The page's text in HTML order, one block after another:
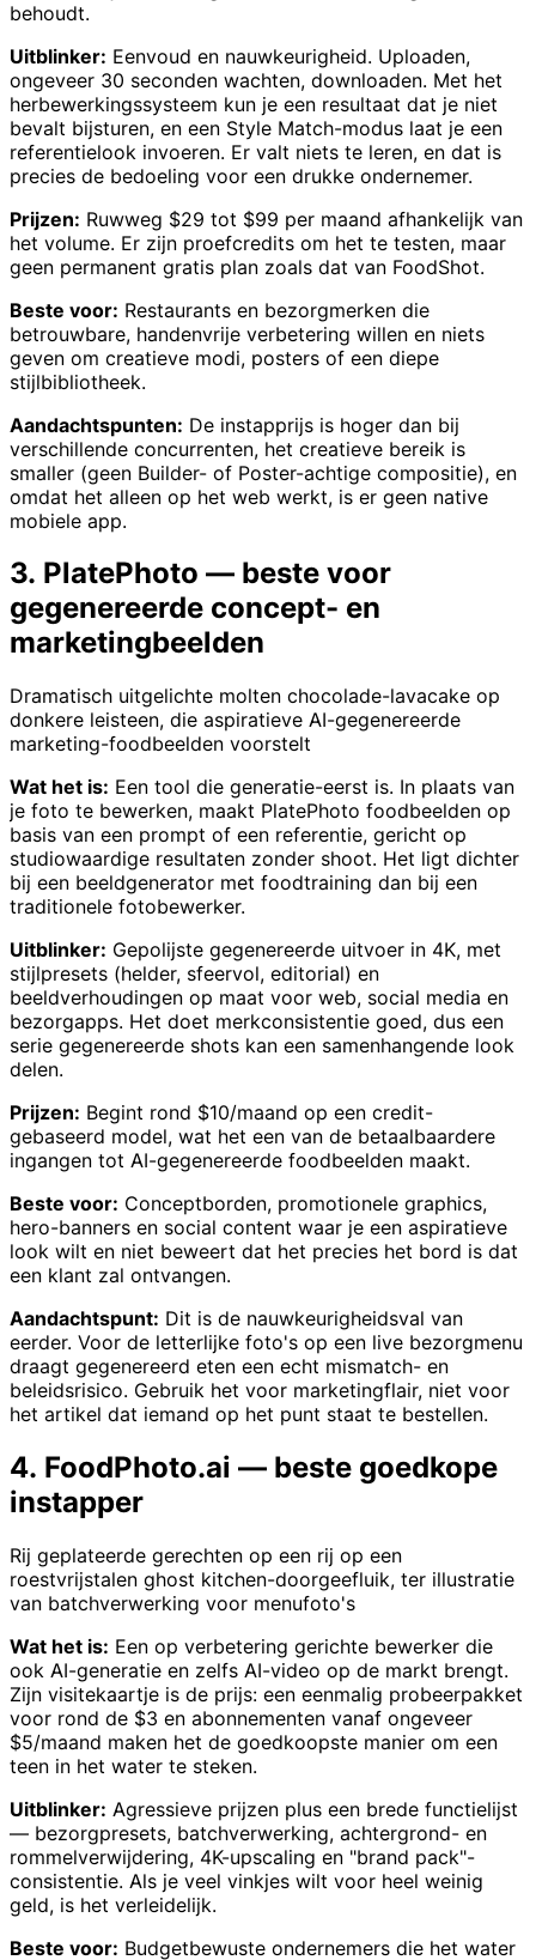
behoudt.
Uitblinker: Eenvoud en nauwkeurigheid. Uploaden,
ongeveer 30 seconden wachten, downloaden. Met het
herbewerkingssysteem kun je een resultaat dat je niet
bevalt bijsturen, en een Style Match-modus laat je een
referentielook invoeren. Er valt niets te leren, en dat is
precies de bedoeling voor een drukke ondernemer.
Prijzen: Ruwweg $29 tot $99 per maand afhankelijk van
het volume. Er zijn proefcredits om het te testen, maar
geen permanent gratis plan zoals dat van FoodShot.
Beste voor: Restaurants en bezorgmerken die
betrouwbare, handenvrije verbetering willen en niets
geven om creatieve modi, posters of een diepe
stijlbibliotheek.
Aandachtspunten: De instapprijs is hoger dan bij
verschillende concurrenten, het creatieve bereik is
smaller (geen Builder- of Poster-achtige compositie), en
omdat het alleen op het web werkt, is er geen native
mobiele app.
3. PlatePhoto — beste voor
gegenereerde concept- en
marketingbeelden
Dramatisch uitgelichte molten chocolade-lavacake op
donkere leisteen, die aspiratieve AI-gegenereerde
marketing-foodbeelden voorstelt
Wat het is: Een tool die generatie-eerst is. In plaats van
je foto te bewerken, maakt PlatePhoto foodbeelden op
basis van een prompt of een referentie, gericht op
studiowaardige resultaten zonder shoot. Het ligt dichter
bij een beeldgenerator met foodtraining dan bij een
traditionele fotobewerker.
Uitblinker: Gepolijste gegenereerde uitvoer in 4K, met
stijlpresets (helder, sfeervol, editorial) en
beeldverhoudingen op maat voor web, social media en
bezorgapps. Het doet merkconsistentie goed, dus een
serie gegenereerde shots kan een samenhangende look
delen.
Prijzen: Begint rond $10/maand op een credit-
gebaseerd model, wat het een van de betaalbaardere
ingangen tot AI-gegenereerde foodbeelden maakt.
Beste voor: Conceptborden, promotionele graphics,
hero-banners en social content waar je een aspiratieve
look wilt en niet beweert dat het precies het bord is dat
een klant zal ontvangen.
Aandachtspunt: Dit is de nauwkeurigheidsval van
eerder. Voor de letterlijke foto's op een live bezorgmenu
draagt gegenereerd eten een echt mismatch- en
beleidsrisico. Gebruik het voor marketingflair, niet voor
het artikel dat iemand op het punt staat te bestellen.
4. FoodPhoto.ai — beste goedkope
instapper
Rij geplateerde gerechten op een rij op een
roestvrijstalen ghost kitchen-doorgeefluik, ter illustratie
van batchverwerking voor menufoto's
Wat het is: Een op verbetering gerichte bewerker die
ook AI-generatie en zelfs AI-video op de markt brengt.
Zijn visitekaartje is de prijs: een eenmalig probeerpakket
voor rond de $3 en abonnementen vanaf ongeveer
$5/maand maken het de goedkoopste manier om een
teen in het water te steken.
Uitblinker: Agressieve prijzen plus een brede functielijst
— bezorgpresets, batchverwerking, achtergrond- en
rommelverwijdering, 4K-upscaling en "brand pack"-
consistentie. Als je veel vinkjes wilt voor heel weinig
geld, is het verleidelijk.
Beste voor: Budgetbewuste ondernemers die het water